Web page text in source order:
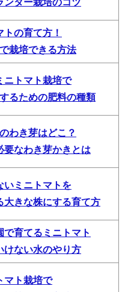
ンター栽培のコツ
トの育て方！
栽培できる方法
ニトマト栽培で
るための肥料の種類
わき芽はどこ？
要なわき芽かきとは
いミニトマトを
大きな株にする育て方
で育てるミニトマト
けない水のやり方
マト栽培で